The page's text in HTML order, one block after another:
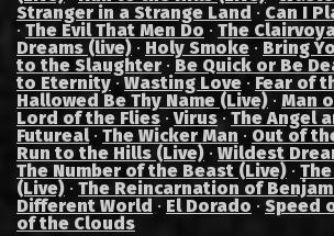
Stranger in a Strange Land · Can I
· The Evil That Men Do · The
Dreams (live) · Holy Smoke · Bring
to the Slaughter · Be Quick or Be
to Eternity · Wasting Love · Fear of
Hallowed Be Thy Name (Live) · Man
Lord of the Flies ·Virus · The Angel
Futureal· The Wicker Man · Out of
Run to the Hills (Live) · Wildest
The Number of the Beast (Live) ·
(Live) · The Reincarnation of
Different World · El Dorado · Speed
of the Clouds